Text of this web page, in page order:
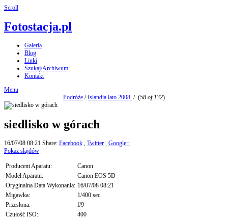
Scroll
Fotostacja.pl
Galeria
Blog
Linki
Szukaj/Archiwum
Kontakt
Menu
Podróże /Islandia lato 2008 / (58 of 132)
siedlisko w górach
16/07/08 08:21 Share: Facebook , Twitter , Google+
Pokaz slajdów
Producent Aparatu:
Canon
Model Aparatu:
Canon EOS 5D
Oryginalna Data Wykonania: 16/07/08 08:21
Migawka:
1/400 sec
Przesłona:
f/9
Czułość ISO:
400